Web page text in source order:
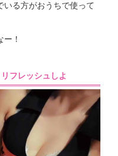
いる方がおうちで使って
！
フレッシュしよ